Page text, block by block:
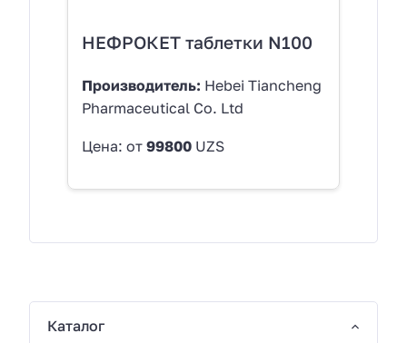
НЕФРОКЕТ таблетки N100
Производитель: Hebei Tiancheng
Pharmaceutical Co. Ltd
Цена: от 99800 UZS
Каталог